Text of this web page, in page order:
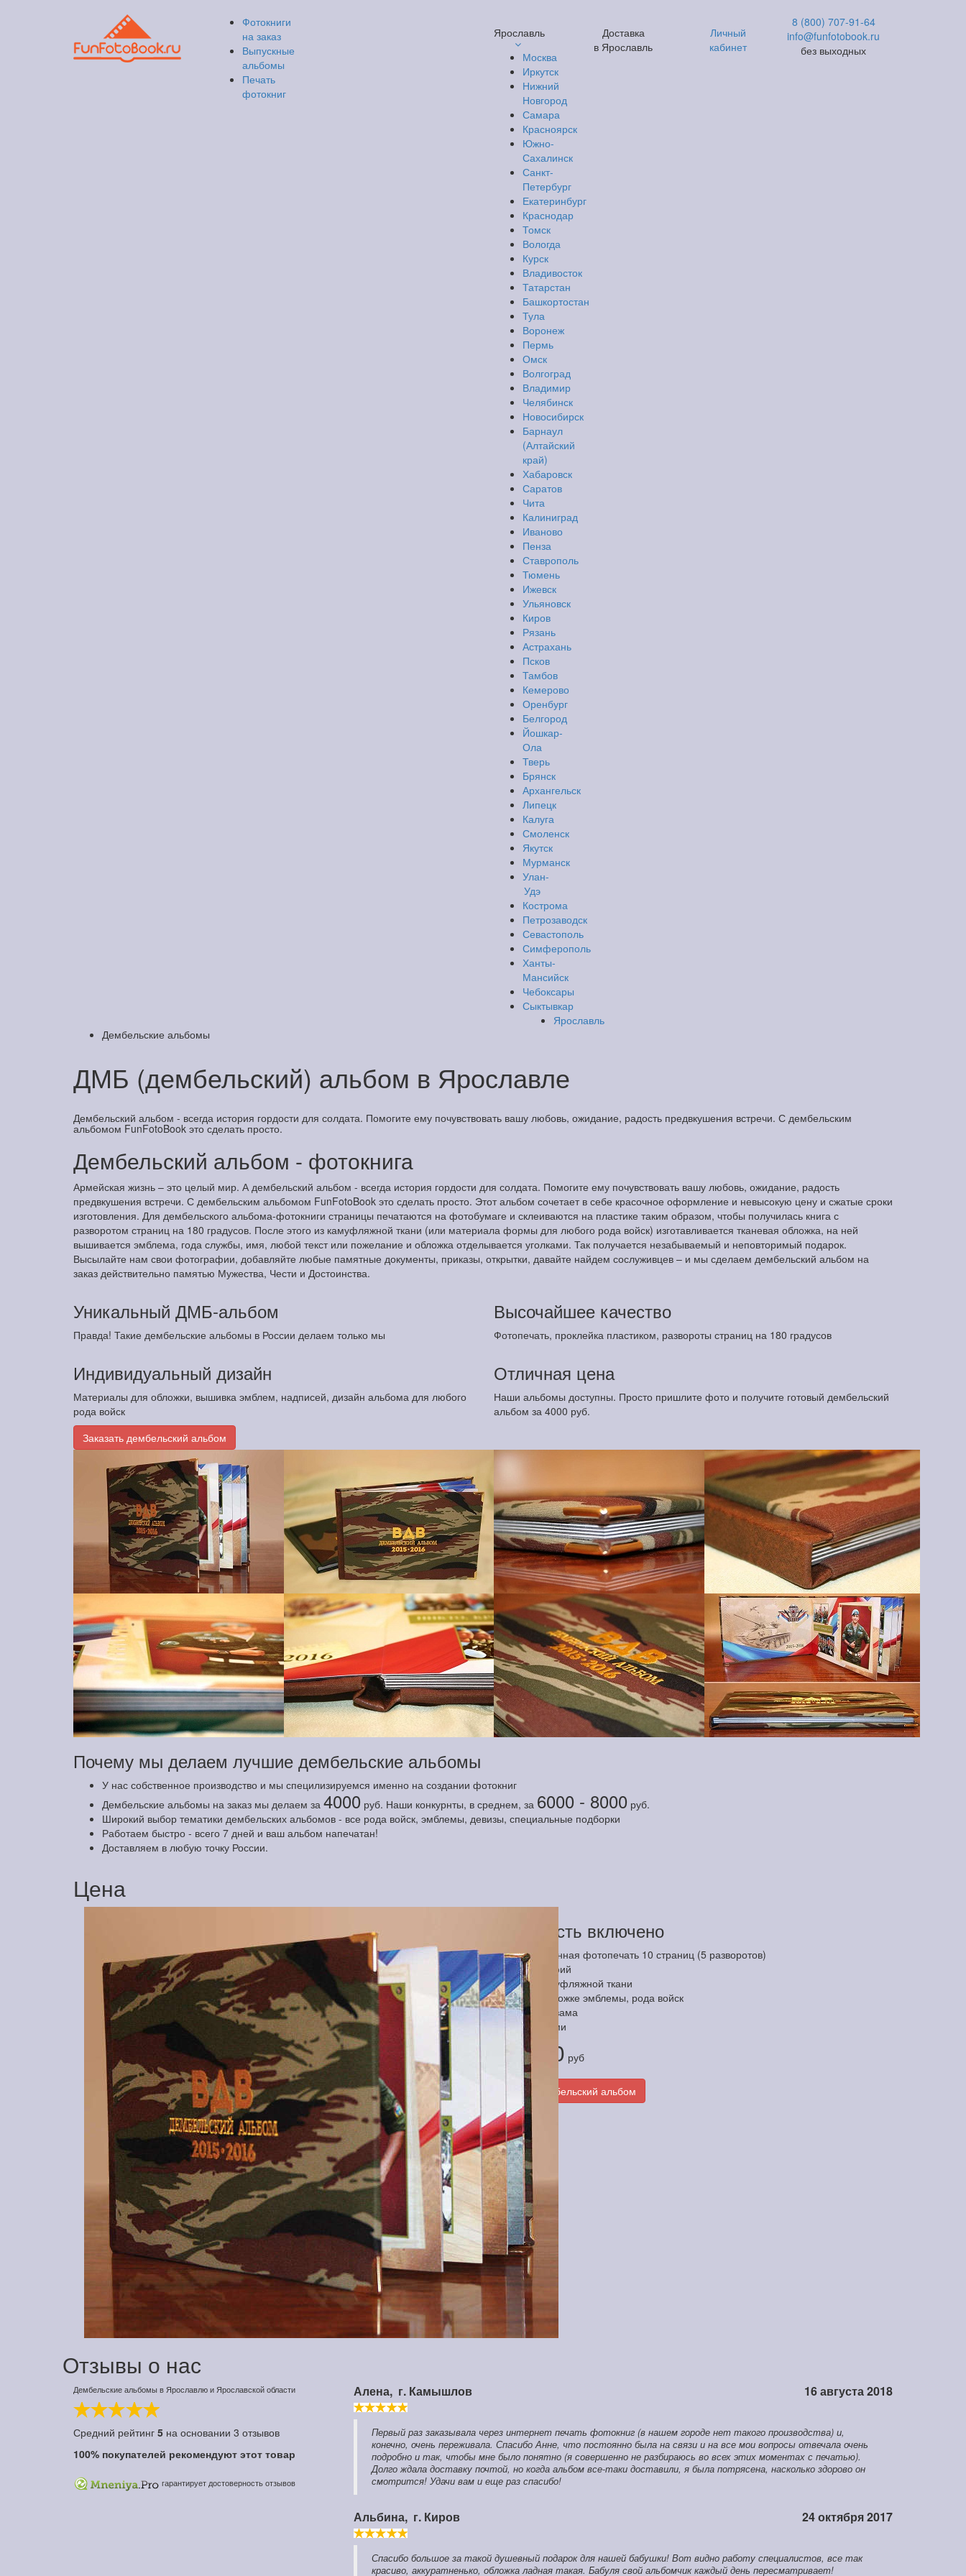
Фотокниги
на заказ
Выпускные
альбомы
Печать
фотокниг
Ярославль
Москва
Иркутск
Нижний
Новгород
Самара
Красноярск
Южно-
Сахалинск
Санкт-
Петербург
Екатеринбург
Краснодар
Томск
Вологда
Курск
Владивосток
Татарстан
Башкортостан
Тула
Воронеж
Пермь
Омск
Волгоград
Владимир
Челябинск
Новосибирск
Барнаул
(Алтайский
край)
Хабаровск
Саратов
Чита
Калиниград
Иваново
Пенза
Ставрополь
Тюмень
Ижевск
Ульяновск
Киров
Рязань
Астрахань
Псков
Тамбов
Кемерово
Оренбург
Белгород
Йошкар-
Ола
Тверь
Брянск
Архангельск
Липецк
Калуга
Смоленск
Якутск
Мурманск
Улан-
Удэ
Кострома
Петрозаводск
Севастополь
Симферополь
Ханты-
Мансийск
Чебоксары
Сыктывкар
Доставка
в Ярославль
Личный
кабинет
8 (800) 707-91-64
info@funfotobook.ru
без выходных
Ярославль
Дембельские альбомы
ДМБ (дембельский) альбом в Ярославле
Дембельский альбом - всегда история гордости для солдата. Помогите ему почувствовать вашу любовь, ожидание, радость предвкушения встречи. С дембельским
альбомом FunFotoBook это сделать просто.
Дембельский альбом - фотокнига
Армейская жизнь – это целый мир. А дембельский альбом - всегда история гордости для солдата. Помогите ему почувствовать вашу любовь, ожидание, радость
предвкушения встречи. С дембельским альбомом FunFotoBook это сделать просто. Этот альбом сочетает в себе красочное оформление и невысокую цену и сжатые сроки
изготовления. Для дембельского альбома-фотокниги страницы печатаются на фотобумаге и склеиваются на пластике таким образом, чтобы получилась книга с
разворотом страниц на 180 градусов. После этого из камуфляжной ткани (или материала формы для любого рода войск) изготавливается тканевая обложка, на ней
вышивается эмблема, года службы, имя, любой текст или пожелание и обложка отделывается уголками. Так получается незабываемый и неповторимый подарок.
Высылайте нам свои фотографии, добавляйте любые памятные документы, приказы, открытки, давайте найдем сослуживцев – и мы сделаем дембельский альбом на
заказ действительно памятью Мужества, Чести и Достоинства.
Уникальный ДМБ-альбом
Правда! Такие дембельские альбомы в России делаем только мы
Высочайшее качество
Фотопечать, проклейка пластиком, развороты страниц на 180 градусов
Индивидуальный дизайн
Материалы для обложки, вышивка эмблем, надписей, дизайн альбома для любого
рода войск
Отличная цена
Наши альбомы доступны. Просто пришлите фото и получите готовый дембельский
альбом за 4000 руб.
Заказать дембельский альбом
Почему мы делаем лучшие дембельские альбомы
У нас собственное производство и мы специлизируемся именно на создании фотокниг
Дембельские альбомы на заказ мы делаем за 4000 руб. Наши конкурнты, в среднем, за 6000 - 8000 руб.
Широкий выбор тематики дембельских альбомов - все рода войск, эмблемы, девизы, специальные подборки
Работаем быстро - всего 7 дней и ваш альбом напечатан!
Доставляем в любую точку России.
Цена
В стоимость включено
высококачественная фотопечать 10 страниц (5 разворотов)
до 30 фотографий
обложка из камуфляжной ткани
вышивка на обложке эмблемы, рода войск
корешок из кожзама
отделка уголками
4 000 руб
Заказать дембельский альбом
Отзывы о нас
Дембельские альбомы в Ярославлю и Ярославской области
Средний рейтинг 5 на основании 3 отзывов
100% покупателей рекомендуют этот товар
гарантирует достоверность отзывов
Алена, г. Камышлов 16 августа 2018
Первый раз заказывала через интернет печать фотокниг (в нашем городе нет такого производства) и,
конечно, очень переживала. Спасибо Анне, что постоянно была на связи и на все мои вопросы отвечала очень
подробно и так, чтобы мне было понятно (я совершенно не разбираюсь во всех этих моментах с печатью).
Долго ждала доставку почтой, но когда альбом все-таки доставили, я была потрясена, насколько здорово он
смотрится! Удачи вам и еще раз спасибо!
Альбина, г. Киров 24 октября 2017
Спасибо большое за такой душевный подарок для нашей бабушки! Вот видно работу специалистов, все так
красиво, аккуратненько, обложка ладная такая. Бабуля свой альбомчик каждый день пересматривает!